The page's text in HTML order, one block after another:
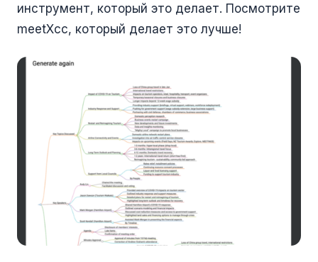
инструмент, который это делает. Посмотрите
meetXcc, который делает это лучше!